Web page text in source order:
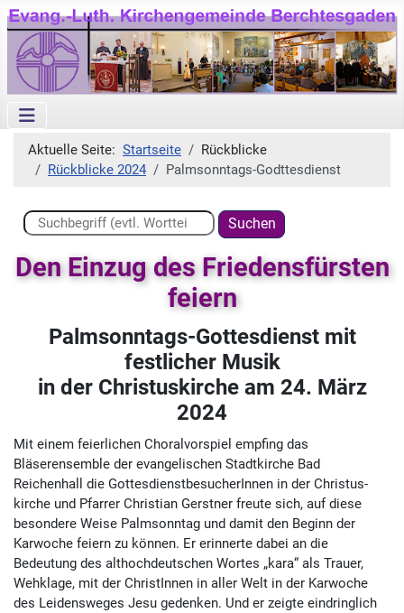
Aktuelle Seite: Startseite
Rückblicke
Rückblicke 2024
Palmsonntags-Godttesdienst
Suchen ...
Suchen
Den Einzug des Friedensfürsten
feiern
Palmsonntags-Gottesdienst mit
festlicher Musik
in der Christuskirche am 24. März
2024
Mit einem feierlichen Choralvorspiel empfing das
Bläserensemble der evangelischen Stadtkirche Bad
Reichenhall die Gottes­dienst­besucher­Innen in der Christus­
kirche und Pfarrer Christian Gerstner freute sich, auf diese
besondere Weise Palm­sonntag und damit den Beginn der
Karwoche feiern zu können. Er erinnerte dabei an die
Bedeutung des althoch­deutschen Wortes „kara“ als Trauer,
Wehklage, mit der ChristInnen in aller Welt in der Karwoche
des Leidens­weges Jesu gedenken. Und er zeigte eindringlich